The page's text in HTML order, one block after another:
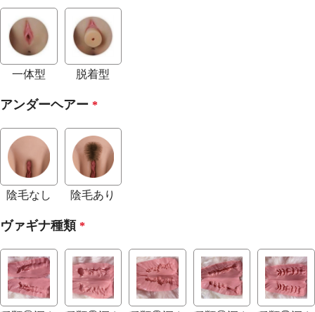
一体型 脱着型
アンダーヘアー *
陰毛なし 陰毛あり
ヴァギナ種類 *